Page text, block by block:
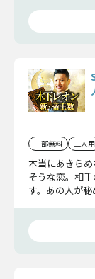
す。
一部無料 二人用
本当にあきら
そうな恋。相
す。あの人が